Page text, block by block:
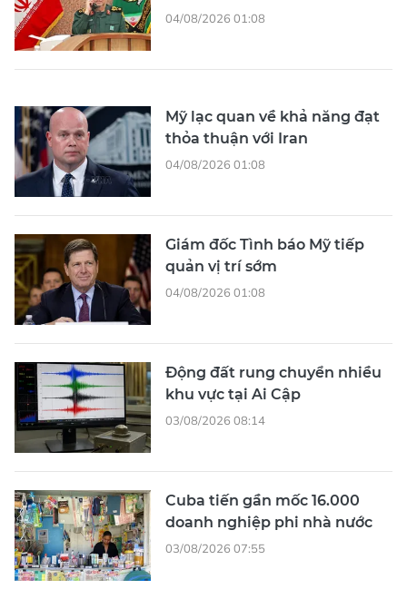
04/08/2026 01:08
Mỹ lạc quan về khả năng đạt
thỏa thuận với Iran
04/08/2026 01:08
Giám đốc Tình báo Mỹ tiếp
quản vị trí sớm
04/08/2026 01:08
Động đất rung chuyển nhiều
khu vực tại Ai Cập
03/08/2026 08:14
Cuba tiến gần mốc 16.000
doanh nghiệp phi nhà nước
03/08/2026 07:55